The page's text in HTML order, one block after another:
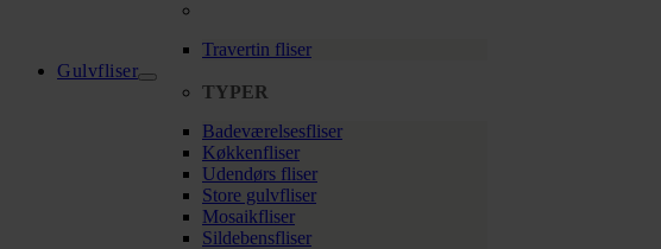
Travertin fliser
Gulvfliser
TYPER
Badeværelsesfliser
Køkkenfliser
Udendørs fliser
Store gulvfliser
Mosaikfliser
Sildebensfliser